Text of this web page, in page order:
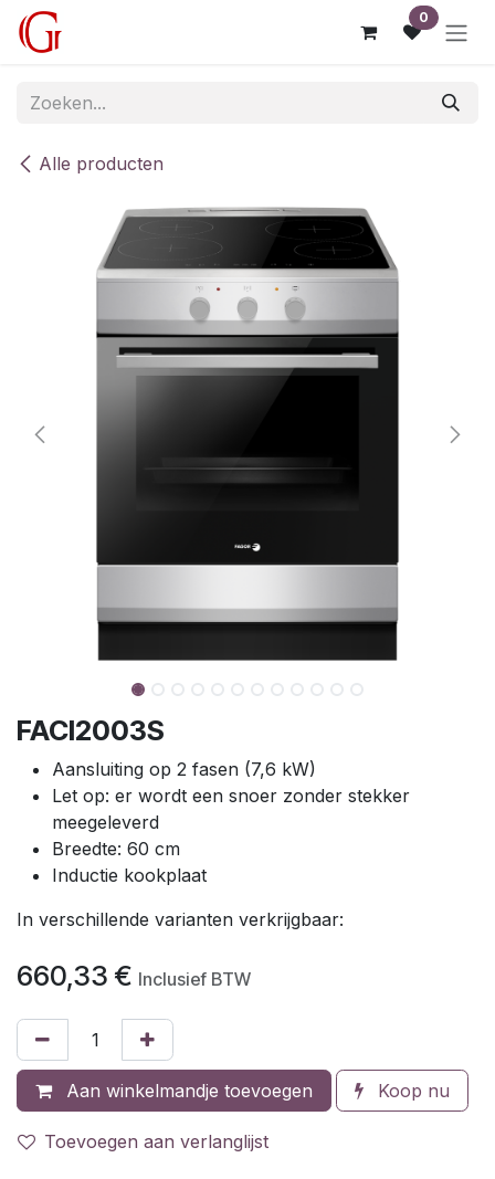
Overslaan naar inhoud 0
Alle producten
FACI2003S
Aansluiting op 2 fasen (7,6 kW)
Let op: er wordt een snoer zonder stekker
meegeleverd
Breedte: 60 cm
Inductie kookplaat
In verschillende varianten verkrijgbaar:
660,33 € Inclusief BTW
Aan winkelmandje toevoegen Koop nu
Toevoegen aan verlanglijst